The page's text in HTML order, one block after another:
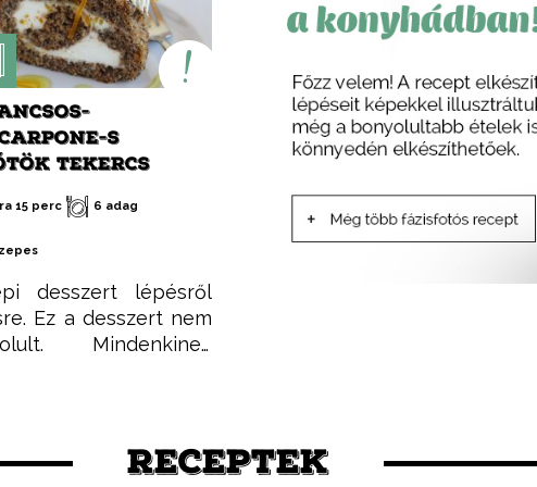
S
TEKERCS
15 perc 6 adag
desszert lépésről
Ez a desszert nem
Mindenkinek
RECEPTEK